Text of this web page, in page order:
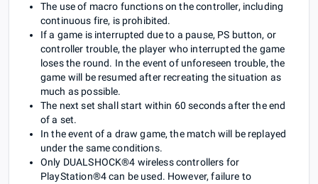
The use of macro functions on the controller, including
continuous fire, is prohibited.
If a game is interrupted due to a pause, PS button, or
controller trouble, the player who interrupted the game
loses the round. In the event of unforeseen trouble, the
game will be resumed after recreating the situation as
much as possible.
The next set shall start within 60 seconds after the end
of a set.
In the event of a draw game, the match will be replayed
under the same conditions.
Only DUALSHOCK®4 wireless controllers for
PlayStation®4 can be used. However, failure to